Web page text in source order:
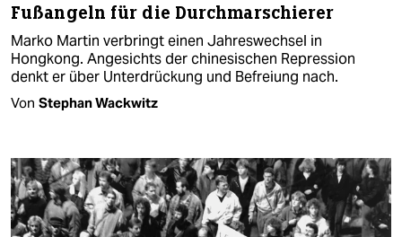
Fußangeln für die Durchmarschierer
Marko Martin verbringt einen Jahreswechsel in
Hongkong. Angesichts der chinesischen Repression
denkt er über Unterdrückung und Befreiung nach.
Von Stephan Wackwitz